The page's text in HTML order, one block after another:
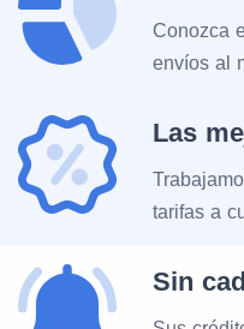
Conozca
envíos al
Las
tarifas a
Sin